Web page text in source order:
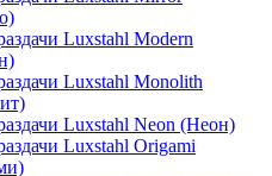
Luxstahl Modern
Luxstahl Monolith
Luxstahl Neon (Неон)
Luxstahl Origami